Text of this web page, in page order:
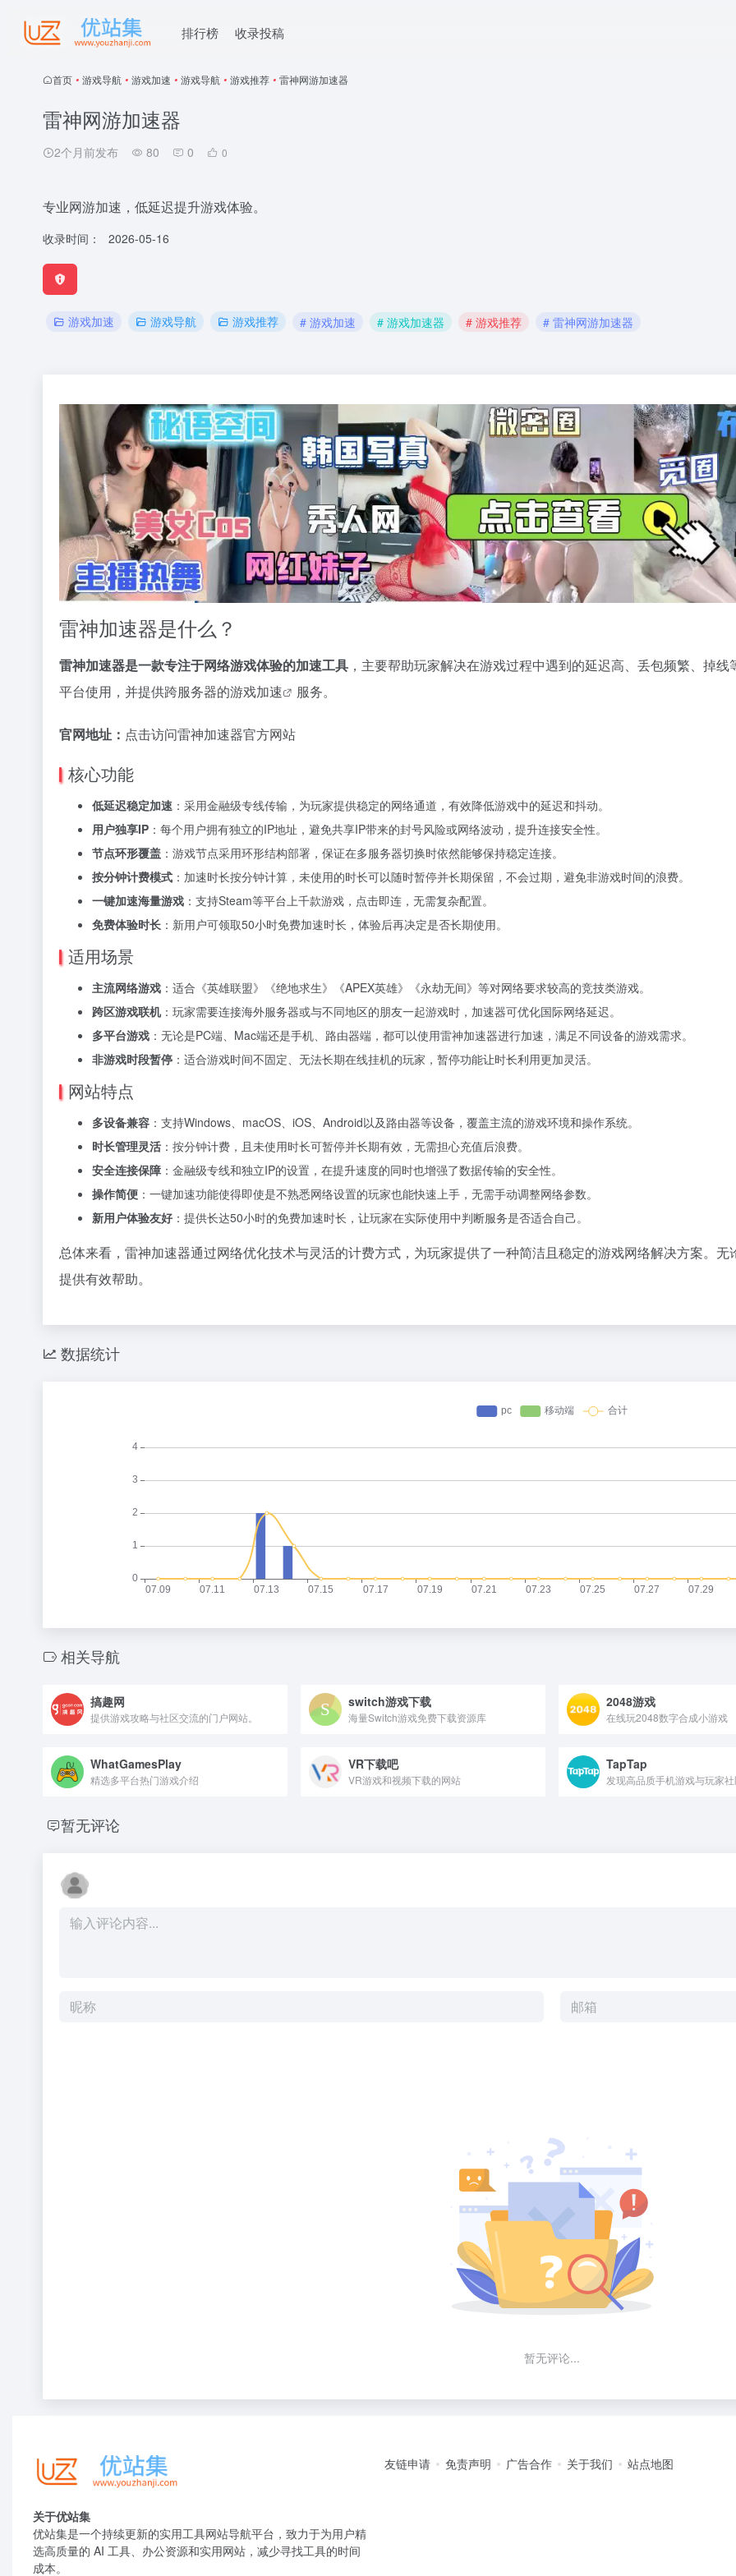
排行榜 收录投稿
首页 • 游戏导航 • 游戏加速 • 游戏导航 • 游戏推荐 • 雷神网游加速器
雷神网游加速器
2个月前发布 80 0 0
专业网游加速，低延迟提升游戏体验。
收录时间： 2026-05-16
游戏加速 游戏导航 游戏推荐 # 游戏加速 # 游戏加速器 # 游戏推荐 # 雷神网游加速器
雷神加速器是什么？
雷神加速器是一款专注于网络游戏体验的加速工具 ，主要帮助玩家解决在游戏过程中遇到的延迟高、丢包频繁、掉
平台使用，并提供跨服务器的游戏加速 服务。
官网地址： 点击访问雷神加速器官方网站
核心功能
低延迟稳定加速 ：采用金融级专线传输，为玩家提供稳定的网络通道，有效降低游戏中的延迟和抖动。
用户独享IP ：每个用户拥有独立的IP地址，避免共享IP带来的封号风险或网络波动，提升连接安全性。
节点环形覆盖 ：游戏节点采用环形结构部署，保证在多服务器切换时依然能够保持稳定连接。
按分钟计费模式 ：加速时长按分钟计算，未使用的时长可以随时暂停并长期保留，不会过期，避免非游戏时间的浪费。
一键加速海量游戏 ：支持Steam等平台上千款游戏，点击即连，无需复杂配置。
免费体验时长 ：新用户可领取50小时免费加速时长，体验后再决定是否长期使用。
适用场景
主流网络游戏 ：适合《英雄联盟》《绝地求生》《APEX英雄》《永劫无间》等对网络要求较高的竞技类游戏。
跨区游戏联机：玩家需要连接海外服务器或与不同地区的朋友一起游戏时，加速器可优化国际网络延迟。
多平台游戏 ：无论是PC端、Mac端还是手机、路由器端，都可以使用雷神加速器进行加速，满足不同设备的游戏需求。
非游戏时段暂停 ：适合游戏时间不固定、无法长期在线挂机的玩家，暂停功能让时长利用更加灵活。
网站特点
多设备兼容 ：支持Windows、macOS、iOS、Android以及路由器等设备，覆盖主流的游戏环境和操作系统。
时长管理灵活 ：按分钟计费，且未使用时长可暂停并长期有效，无需担心充值后浪费。
安全连接保障 ：金融级专线和独立IP的设置，在提升速度的同时也增强了数据传输的安全性。
操作简便 ：一键加速功能使得即使是不熟悉网络设置的玩家也能快速上手，无需手动调整网络参数。
新用户体验友好 ：提供长达50小时的免费加速时长，让玩家在实际使用中判断服务是否适合自己。
总体来看，雷神加速器通过网络优化技术与灵活的计费方式，为玩家提供了一种简洁且稳定的游戏网络解决方案。
提供有效帮助。
数据统计
相关导航
搞趣网
提供游戏攻略与社区交流的门户网站。
switch游戏下载
海量Switch游戏免费下载资源库
2048游戏
在线玩2048数字合成小游戏
WhatGamesPlay
精选多平台热门游戏介绍
VR下载吧
VR游戏和视频下载的网站
TapTap
发现高品质手机游戏与玩家
暂无评论
暂无评论...
关于优站集
优站集是一个持续更新的实用工具网站导航平台，致力于为用户精
选高质量的 AI 工具、办公资源和实用网站，减少寻找工具的时间
成本。
友链申请 免责声明 广告合作 关于我们 站点地图